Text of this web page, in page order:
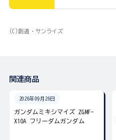
(C)創通・サンライズ
関連商品
2026年09月26日
ガンダムミキシマイズ ZGMF-
X10A フリーダムガンダム